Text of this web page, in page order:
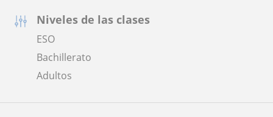
Niveles de las clases
ESO
Bachillerato
Adultos